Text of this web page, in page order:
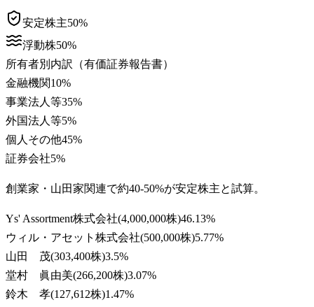
安定株主50%
浮動株50%
所有者別内訳（有価証券報告書）
金融機関10%
事業法人等35%
外国法人等5%
個人その他45%
証券会社5%
創業家・山田家関連で約40-50%が安定株主と試算。
Ys' Assortment株式会社(4,000,000株)46.13%
ウィル・アセット株式会社(500,000株)5.77%
山田 茂(303,400株)3.5%
堂村 眞由美(266,200株)3.07%
鈴木 孝(127,612株)1.47%